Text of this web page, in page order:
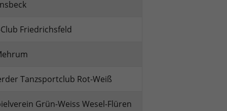
Friedrichsfeld
Tanzsportclub Rot-Weiß
Grün-Weiss Wesel-Flüren